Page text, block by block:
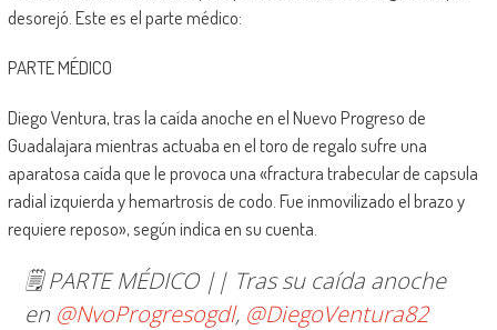
desorejó. Este es el parte médico:
PARTE MÉDICO
Diego Ventura, tras la caída anoche en el Nuevo Progreso de
Guadalajara mientras actuaba en el toro de regalo sufre una
aparatosa caída que le provoca una «fractura trabecular de capsula
radial izquierda y hemartrosis de codo. Fue inmovilizado el brazo y
requiere reposo», según indica en su cuenta.
🗒 PARTE MÉDICO || Tras su caída anoche
en @NvoProgresogdl, @DiegoVentura82